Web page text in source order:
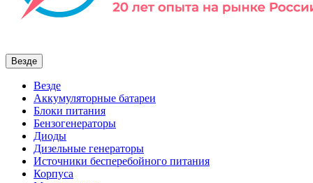
Везде
Везде
Аккумуляторные батареи
Блоки питания
Бензогенераторы
Диоды
Дизельные генераторы
Источники бесперебойного питания
Корпуса